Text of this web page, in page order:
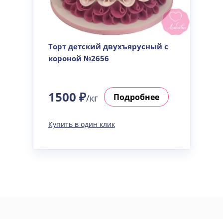
Торт детский двухъярусный с
короной №2656
1500 ₽/кг Подробнее
Купить в один клик